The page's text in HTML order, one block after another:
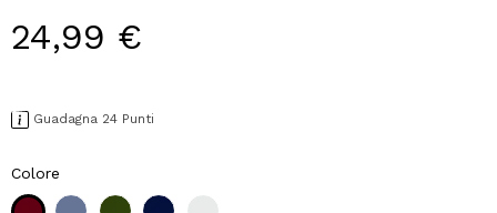
24,99 €
Guadagna 24 Punti
Colore